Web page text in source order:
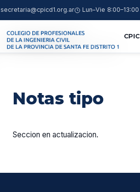
secretaria@cpicd1.org.ar Lun–Vie 8:00–13:00
CPIC
Notas tipo
Seccion en actualizacion.